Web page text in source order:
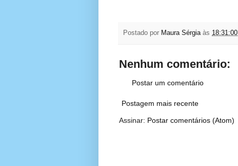
Postado por Maura Sérgia às 18:31:00
Nenhum comentário:
Postar um comentário
Postagem mais recente
Assinar: Postar comentários (Atom)